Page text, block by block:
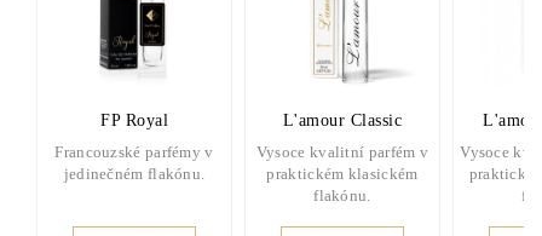
FP Royal
Francouzské parfémy v
jedinečném flakónu.
L'amour Classic
Vysoce kvalitní parfém v
praktickém klasickém
flakónu.
Vysoce